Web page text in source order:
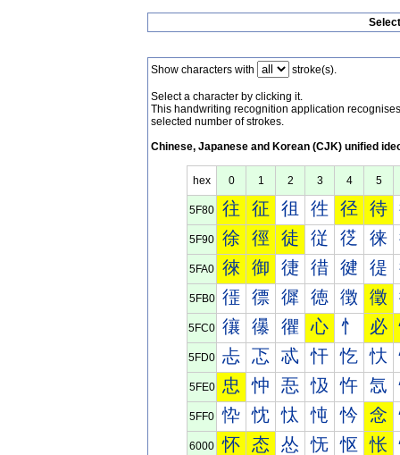
Show characters with stroke(s).
Select a character by clicking it.
This handwriting recognition application
selected number of strokes.
Chinese, Japanese and Korean (CJK) unified
hex 0 1 2 3 4 5
5F80 往 征 徂 徃 径 待
5F90 徐 徑 徒 従 徔 徕
5FA0 徠 御 徢 徣 徤 徥
5FB0 徰 徱 徲 徳 徴 徵
5FC0 忀 忁 忂 心 忄 必
5FD0 忐 忑 忒 忓 忔 忕
5FE0 忠 忡 忢 忣 忤 忥
5FF0 忰 忱 忲 忳 忴 念
6000 怀 态 怂 怃 怄 怅